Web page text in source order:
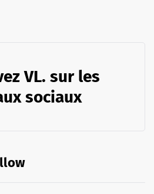
VL. sur les
sociaux